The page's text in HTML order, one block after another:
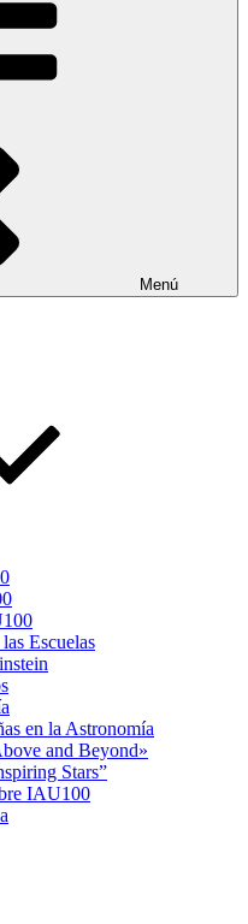
Menú
Escuelas
en la Astronomía
and Beyond»
Stars”
IAU100